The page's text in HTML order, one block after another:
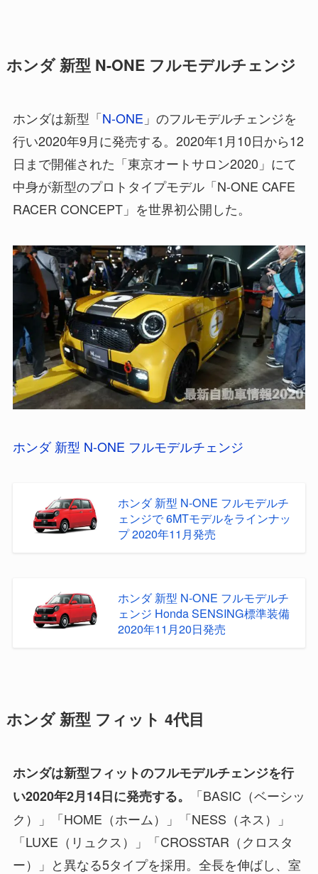
ホンダ 新型 N-ONE フルモデルチェンジ
ホンダは新型「N-ONE 」のフルモデルチェンジを
行い2020年9月に発売する。2020年1月10日から12
日まで開催された「東京オートサロン2020」にて
中身が新型のプロトタイプモデル「N-ONE CAFE
RACER CONCEPT」を世界初公開した。
ホンダ 新型 N-ONE フルモデルチェンジ
ホンダ 新型 N-ONE フルモデルチ
ェンジで 6MTモデルをラインナッ
プ 2020年11月発売
ホンダ 新型 N-ONE フルモデルチ
ェンジ Honda SENSING標準装備
2020年11月20日発売
ホンダ 新型 フィット 4代目
ホンダは新型フィットのフルモデルチェンジを行
い2020年2月14日に発売する。
「BASIC（ベーシッ
ク）」「HOME（ホーム）」「NESS（ネス）」
「LUXE（リュクス）」「CROSSTAR（クロスタ
ー）」と異なる5タイプを採用。全長を伸ばし、室